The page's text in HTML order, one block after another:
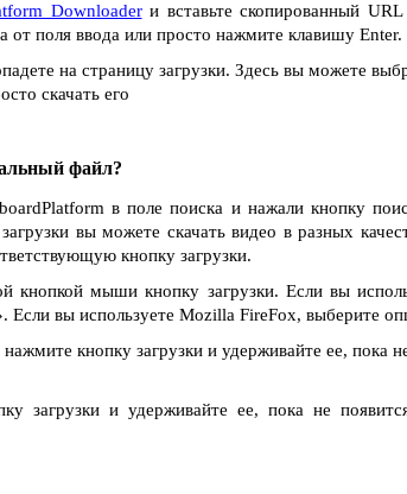
Downloaderи вставьте скопированный
от поля ввода или просто нажмите клавишу Enter.
на страницу загрузки. Здесь вы можете
скачать его
файл?
в поле поиска и нажали кнопку
вы можете скачать видео в разных
кнопку загрузки.
кнопкой мыши кнопку загрузки. Если вы
Если вы используете Mozilla FireFox, выберите
нажмите кнопку загрузки и удерживайте ее, пока
загрузки и удерживайте ее, пока не